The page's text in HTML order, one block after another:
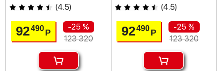
(4.5)
92490Р
-25 %
123 320
(4.5)
92490 Р
-25 %
123 320